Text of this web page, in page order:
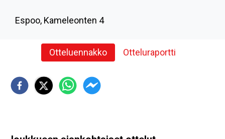
Espoo, Kameleonten 4
Otteluennakko Otteluraportti